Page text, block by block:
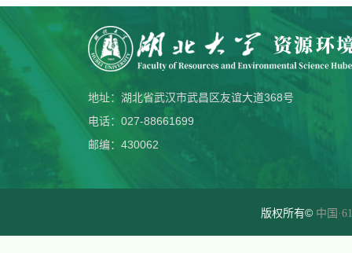
地址：湖北省武汉市武昌区友谊大道368号
电话：027-88661699
邮编：430062
版权所有© 中国